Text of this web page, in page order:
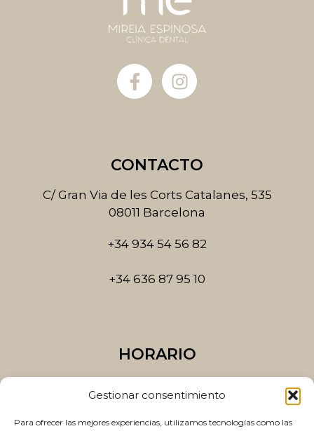
Gestionar consentimiento
Para ofrecer las mejores experiencias, utilizamos tecnologías como las
F
a
o
o
k
-
I
n
g
r
a
m
CONTACTO
C/ Gran Via de les Corts Catalanes, 535
08011 Barcelona
+34 934 54 56 82
+34 636 87 95 10
HORARIO
10:00 a 14:00 y 15:00 a 20:00